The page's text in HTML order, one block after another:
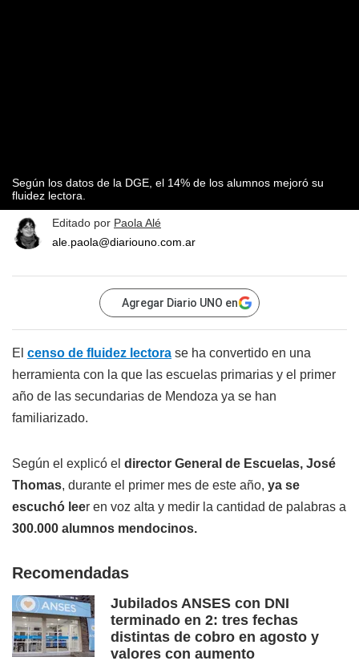
Según los datos de la DGE, el 14% de los alumnos mejoró su
fluidez lectora.
Editado por Paola Alé
ale.paola@diariouno.com.ar
Agregar Diario UNO en
El censo de fluidez lectora se ha convertido en una
herramienta con la que las escuelas primarias y el primer
año de las secundarias de Mendoza ya se han
familiarizado.
Según el explicó el director General de Escuelas, José
Thomas, durante el primer mes de este año, ya se
escuchó leer en voz alta y medir la cantidad de palabras a
300.000 alumnos mendocinos.
Recomendadas
Jubilados ANSES con DNI
terminado en 2: tres fechas
distintas de cobro en agosto y
valores con aumento